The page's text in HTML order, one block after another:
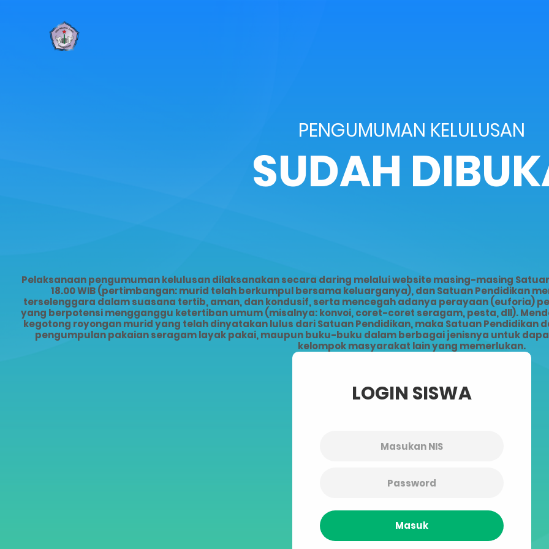
PENGUMUMAN KELULUSAN
SUDAH
Pelaksanaan pengumuman kelulusan dilaksanakan secara daring melalui website masing-masing
18.00 WIB (pertimbangan: murid telah berkumpul bersama keluarganya), dan Satuan Pendidikan
terselenggara dalam suasana tertib, aman, dan kondusif, serta mencegah adanya perayaan (euforia)
yang berpotensi mengganggu ketertiban umum (misalnya: konvoi, coret-coret seragam, pesta, dll).
kegotong royongan murid yang telah dinyatakan lulus dari Satuan Pendidikan, maka Satuan
pengumpulan pakaian seragam layak pakai, maupun buku-buku dalam berbagai jenisnya untuk
kelompok masyarakat lain yang memerlukan.
LOGIN SISWA
Masuk